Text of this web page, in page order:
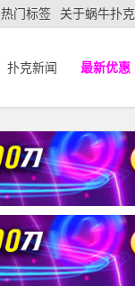
热门标签 关于蜗牛扑克
扑克新闻 最新优惠